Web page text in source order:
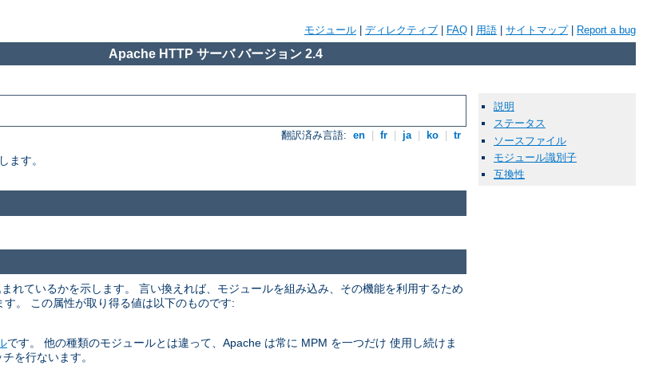
モジュール ディレクティブ FAQ 用語 サイトマップ| Report a bug
Apache HTTP サーバ バージョン 2.4
翻訳済み言語: en fr ja ko tr
ます。
れているかを示します。 言い換えれば、モジュールを組み込み、その機能を利用するため
。 この属性が取り得る値は以下のものです:
です。 他の種類のモジュールとは違って、Apache は常に MPM を一つだけ 使用し続けま
を行ないます。
説明
ステータス
ソースファイル
モジュール識別子
互換性